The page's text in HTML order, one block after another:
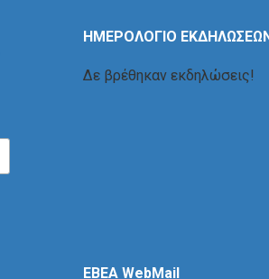
ΗΜΕΡΟΛΟΓΙΟ
Δε βρέθηκαν εκδηλώσεις!
EBEA WebMail